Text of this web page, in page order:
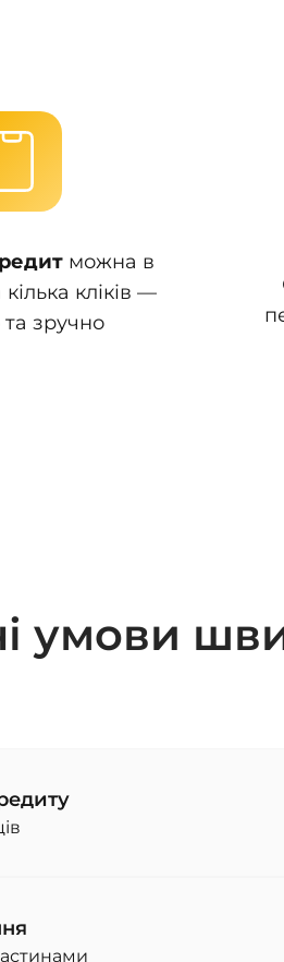
можна в
кліків —
зручно
умови